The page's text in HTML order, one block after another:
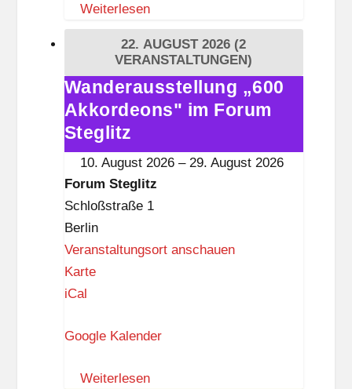
S
t
g
i
t
z
Weiterlesen
22. AUGUST 2026 (2
VERANSTALTUNGEN)
Wanderausstellung
„600
Akkordeons"
im
Wanderausstellung „600
Akkordeons" im Forum
Steglitz
10. August 2026 – 29. August 2026
Forum Steglitz
Schloßstraße 1
Berlin
Veranstaltungsort anschauen
KarteF
u
S
iCal
Google Kalender
Weiterlesen